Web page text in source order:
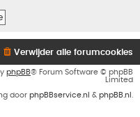
Verwijder alle forumcookies
phpBB® Forum Software © phpBB
Limited
door phpBBservice.nl & phpBB.nl